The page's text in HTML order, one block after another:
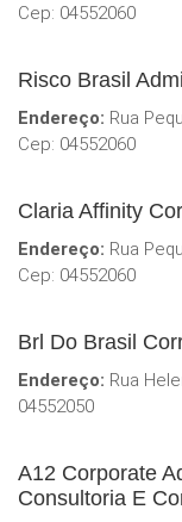
Cep: 04552060
Risco Brasil
Endereço: Rua
Cep: 04552060
Claria Affinity
Endereço: Rua
Cep: 04552060
Brl Do Brasil
Endereço: Rua
04552050
A12 Corporate
Consultoria E